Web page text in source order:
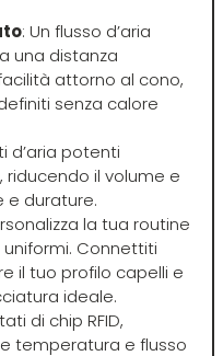
Kativa
Kélite
Kemon
Kemon Actyva
Kerastase
: Un flusso d’aria
una distanza
attorno al cono,
senza calore
d’aria potenti
riducendo il volume e
e durature.
la tua routine
Connettiti
il tuo profilo capelli e
ideale.
di chip RFID,
temperatura e flusso